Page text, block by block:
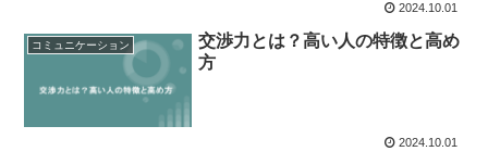
2024.10.01
コミュニケーション
交渉力とは？高い人の特徴と高め
方
2024.10.01